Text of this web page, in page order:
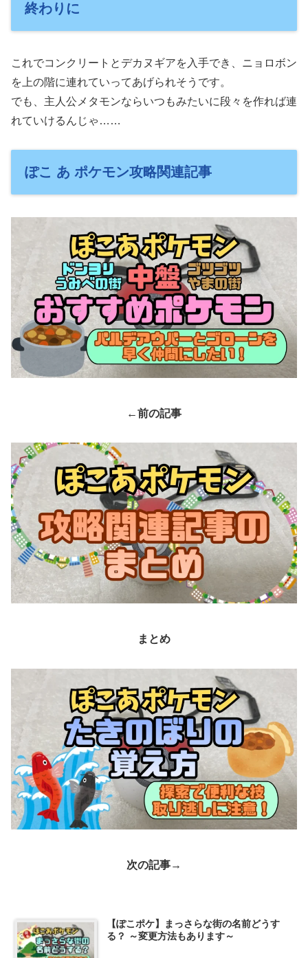
終わりに
これでコンクリートとデカヌギアを入手でき、ニョロボン
を上の階に連れていってあげられそうです。
でも、主人公メタモンならいつもみたいに段々を作れば連
れていけるんじゃ……
ぽこ あ ポケモン攻略関連記事
←前の記事
まとめ
次の記事→
【ぽこポケ】まっさらな街の名前どうす
る？ ～変更方法もあります～